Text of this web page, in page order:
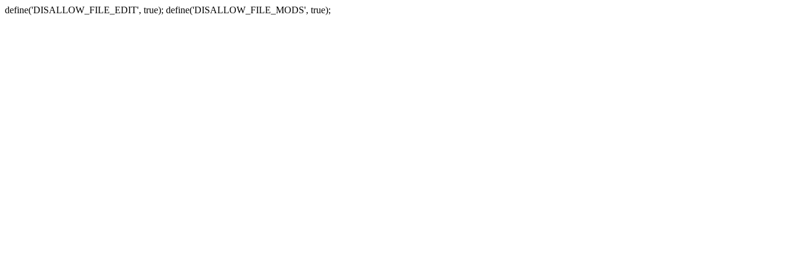
define('DISALLOW_FILE_EDIT', true); define('DISALLOW_FILE_MODS', true);